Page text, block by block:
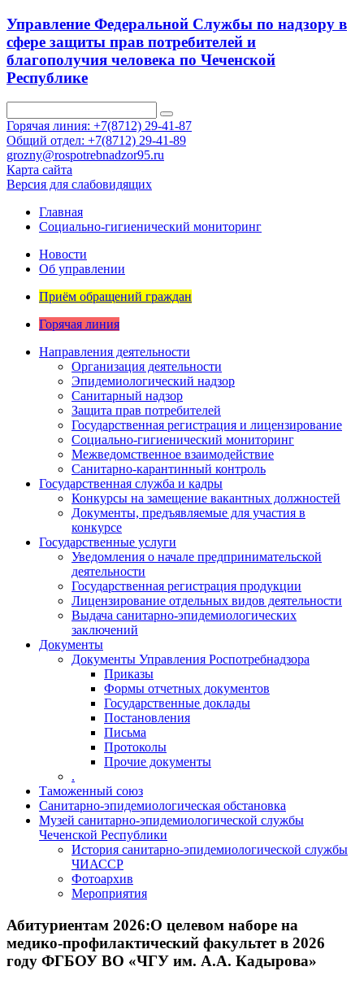
Управление Федеральной Службы по надзору в
сфере защиты прав потребителей и
благополучия человека по Чеченской
Республике
Горячая линия: +7(8712) 29-41-87
Общий отдел: +7(8712) 29-41-89
grozny@rospotrebnadzor95.ru
Карта сайта
Версия для слабовидящих
Главная
Социально-гигиенический мониторинг
Новости
Об управлении
Приём обращений граждан
Горячая линия
Направления деятельности
Организация деятельности
Эпидемиологический надзор
Санитарный надзор
Защита прав потребителей
Государственная регистрация и лицензирование
Социально-гигиенический мониторинг
Межведомственное взаимодействие
Санитарно-карантинный контроль
Государственная служба и кадры
Конкурсы на замещение вакантных должностей
Документы, предъявляемые для участия в
конкурсе
Государственные услуги
Уведомления о начале предпринимательской
деятельности
Государственная регистрация продукции
Лицензирование отдельных видов деятельности
Выдача санитарно-эпидемиологических
заключений
Документы
Документы Управления Роспотребнадзора
Приказы
Формы отчетных документов
Государственные доклады
Постановления
Письма
Протоколы
Прочие документы
.
Таможенный союз
Санитарно-эпидемиологическая обстановка
Музей санитарно-эпидемиологической службы
Чеченской Республики
История санитарно-эпидемиологической службы
ЧИАССР
Фотоархив
Мероприятия
Абитуриентам 2026:О целевом наборе на
медико-профилактический факультет в 2026
году ФГБОУ ВО «ЧГУ им. А.А. Кадырова»